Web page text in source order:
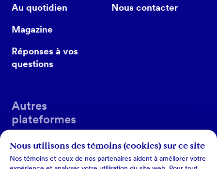
Nous utilisons des témoins (cookies) sur ce site
Nos témoins et ceux de nos partenaires aident à améliorer votre
Au quotidien
Magazine
Réponses à vos
questions
Nous contacter
Autres
plateformes